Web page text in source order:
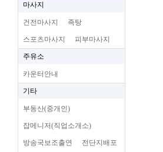
마사지
건전마사지 족탕
스포츠마사지 피부마사지
주유소
카운터안내
기타
부동산(중개인)
잡메니저(직업소개소)
방송국보조출연 전단지배포